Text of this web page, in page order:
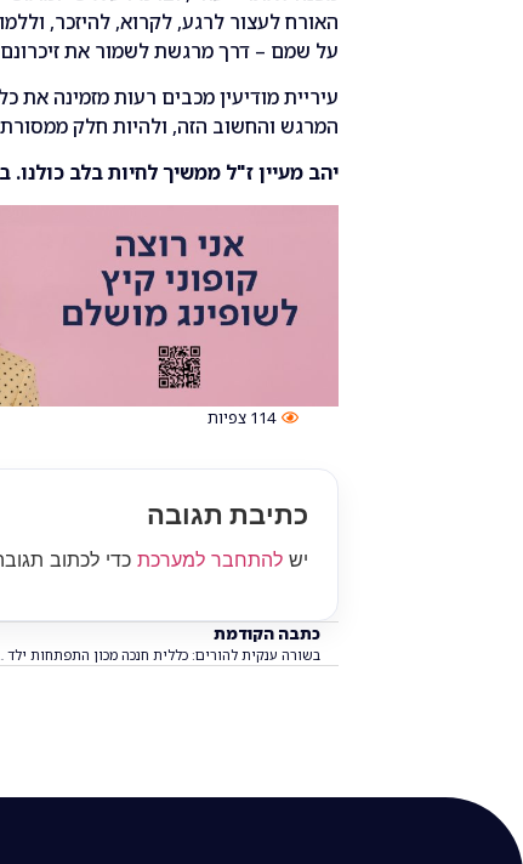
האורח לעצור לרגע, לקרוא, להיזכר,
על שמם – דרך מרגשת לשמור את זיכרונם
עיריית מודיעין מכבים רעות מזמינה
המרגש והחשוב הזה, ולהיות חלק ממסורת
יהב מעיין ז"ל ממשיך לחיות בלב כולנו.
114 צפיות
כתיבת תגובה
יש להתחבר למערכת כדי לכתוב
כתבה הקודמת
בשורה ענקית